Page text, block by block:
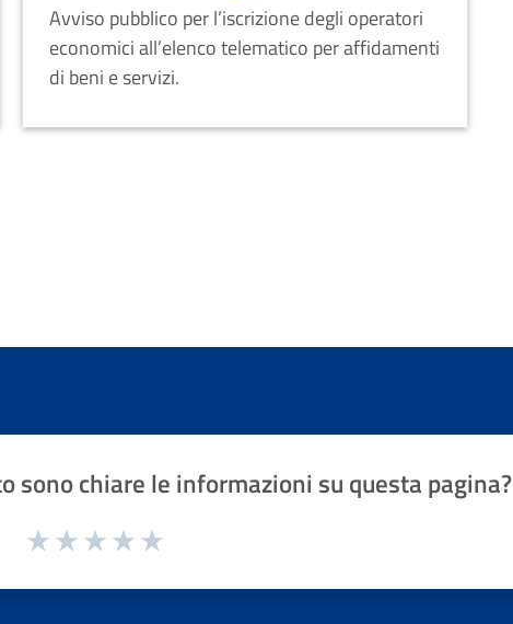
Avviso pubblico per l’iscrizione degli operatori
economici all’elenco telematico per affidamenti
di beni e servizi.
sono chiare le informazioni su questa pagina?
1 a 5 stelle la pagina